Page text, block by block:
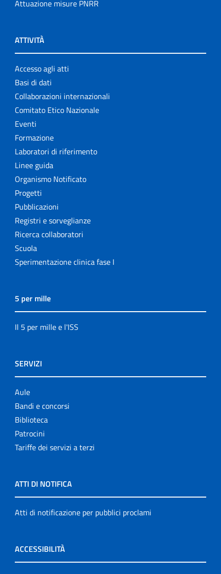
Attuazione misure PNRR
ATTIVITÀ
Accesso agli atti
Basi di dati
Collaborazioni internazionali
Comitato Etico Nazionale
Eventi
Formazione
Laboratori di riferimento
Linee guida
Organismo Notificato
Progetti
Pubblicazioni
Registri e sorveglianze
Ricerca collaboratori
Scuola
Sperimentazione clinica fase I
5 per mille
Il 5 per mille e l'ISS
SERVIZI
Aule
Bandi e concorsi
Biblioteca
Patrocini
Tariffe dei servizi a terzi
ATTI DI NOTIFICA
Atti di notificazione per pubblici proclami
ACCESSIBILITÀ